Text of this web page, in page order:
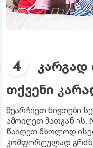
თქვენი
შეარჩიეთ ნივთები
ამოიღეთ მათგან ის,
წაიღეთ მხოლოდ
კომფორტულად